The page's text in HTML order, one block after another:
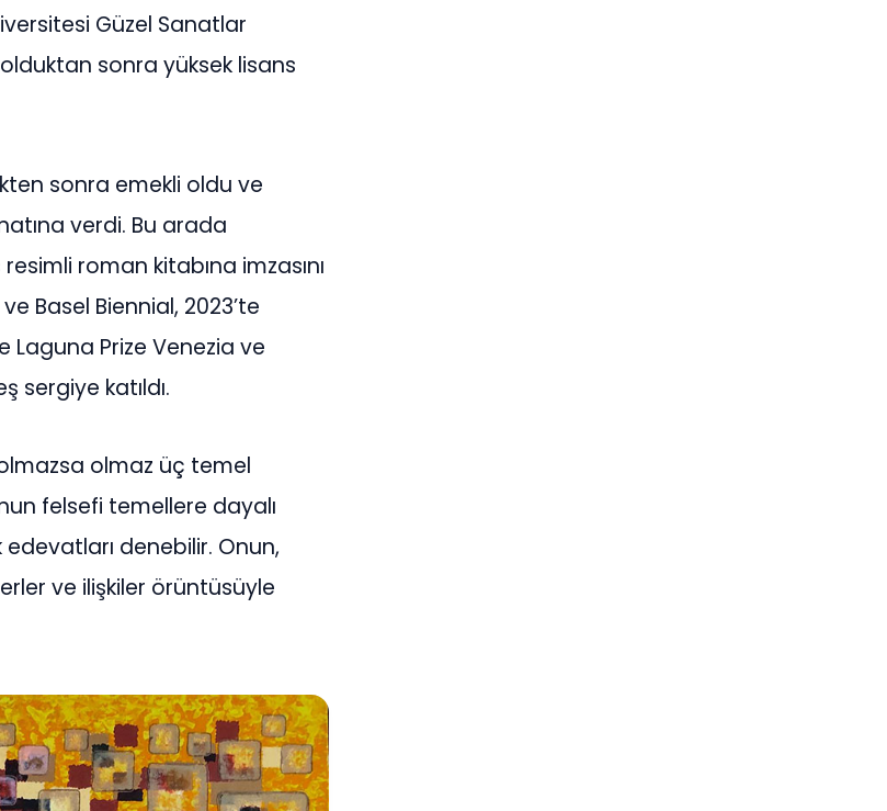
Güzel Sanatlar
sonra yüksek lisans
sonra emekli oldu ve
verdi. Bu arada
roman kitabına imzasını
Basel Biennial, 2023’te
Laguna Prize Venezia ve
sergiye katıldı.
olmaz üç temel
felsefi temellere dayalı
denebilir. Onun,
ve ilişkiler örüntüsüyle